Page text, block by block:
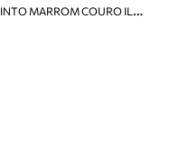
C
INTO MARROM COURO ILHÓS MÉDIO